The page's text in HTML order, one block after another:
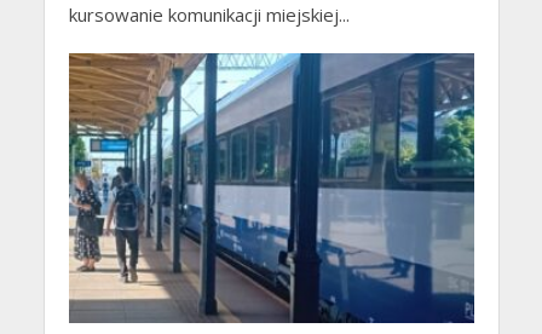
kursowanie komunikacji miejskiej...